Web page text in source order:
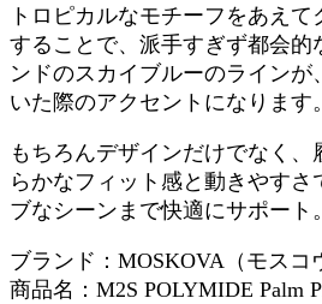
トロピカルなモチーフをあえ
することで、派手すぎず都会的
ンドのスカイブルーのラインが
いた際のアクセントになります。
もちろんデザインだけでなく
らかなフィット感と動きやすさ
ブなシーンまで快適にサポート。
ブランド：MOSKOVA（モスコ
商品名：M2S POLYMIDE Palm